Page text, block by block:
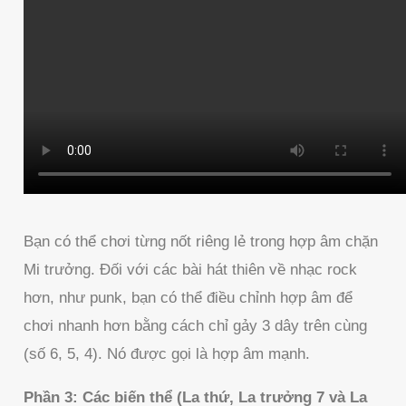
Bạn có thể chơi từng nốt riêng lẻ trong hợp âm chặn
Mi trưởng. Đối với các bài hát thiên về nhạc rock
hơn, như punk, bạn có thể điều chỉnh hợp âm để
chơi nhanh hơn bằng cách chỉ gảy 3 dây trên cùng
(số 6, 5, 4). Nó được gọi là hợp âm mạnh.
Phần 3: Các biến thể (La thứ, La trưởng 7 và La